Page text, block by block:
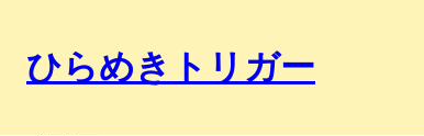
ひらめきトリガー